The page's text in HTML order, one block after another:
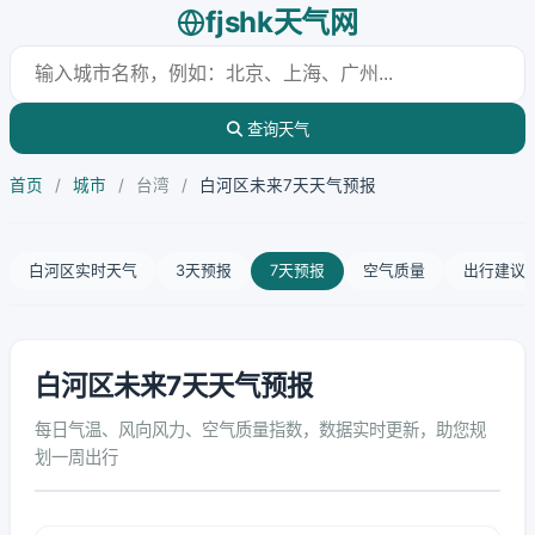
fjshk天气网
查询天气
首页 / 城市 / 台湾 / 白河区未来7天天气预报
白河区实时天气 3天预报 7天预报 空气质量 出行建议
白河区未来7天天气预报
每日气温、风向风力、空气质量指数，数据实时更新，助您规
划一周出行